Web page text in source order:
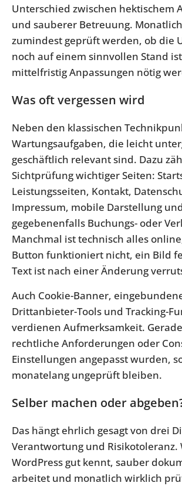
Unterschied zwischen hektischem
und sauberer Betreuung.
zumindest geprüft werden, ob die
noch auf einem sinnvollen Stand
mittelfristig Anpassungen nötig
Was oft vergessen wird
Neben den klassischen
Wartungsaufgaben, die leicht
geschäftlich relevant sind. Dazu
Sichtprüfung wichtiger Seiten:
Leistungsseiten, Kontakt,
Impressum, mobile Darstellung und
gegebenenfalls Buchungs- oder
Manchmal ist technisch alles
Button funktioniert nicht, ein Bild
Text ist nach einer Änderung
Auch Cookie-Banner,
Drittanbieter-Tools und Tracking-
verdienen Aufmerksamkeit.
rechtliche Anforderungen oder
Einstellungen angepasst wurden,
monatelang ungeprüft bleiben.
Selber machen oder
Das hängt ehrlich gesagt von drei
Verantwortung und Risikotoleranz.
WordPress gut kennt, sauber
arbeitet und monatlich wirklich